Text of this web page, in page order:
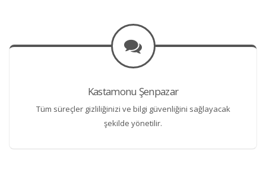
Kastamonu Şenpazar
Tüm süreçler gizliliğinizi ve bilgi güvenliğini sağlayacak
şekilde yönetilir.